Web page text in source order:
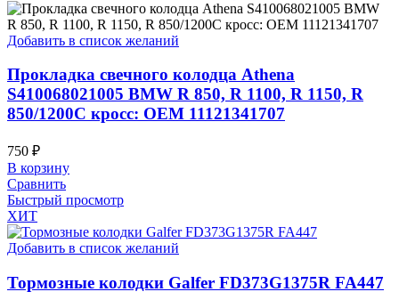
Добавить в список желаний
Прокладка свечного колодца Athena
S410068021005 BMW R 850, R 1100, R 1150, R
850/1200C кросс: OEM 11121341707
750 ₽
В корзину
Сравнить
Быстрый просмотр
ХИТ
Добавить в список желаний
Тормозные колодки Galfer FD373G1375R FA447